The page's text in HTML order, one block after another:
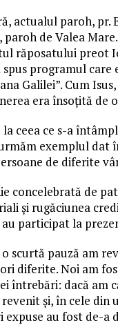
actualul paroh, pr.
de Valea
răposatului preot
programul
Galilei”. Cum
era însoțită de
ceea ce s-a
exemplul dat
de diferite
concelebrată de
și rugăciunea
au participat la
scurtă pauză am
diferite. Noi am
întrebări: dacă am
și, în cele din
expuse au fost de-